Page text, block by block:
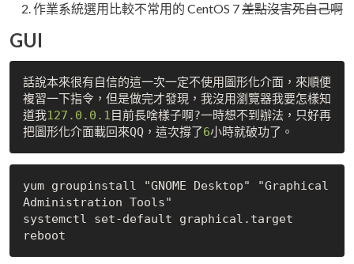
作業系統選用比較不常用的 CentOS 7差點沒害死自己啊
GUI
話說本來很有自信的這一次一定不使用圖形化介面，來順便
複習一下指令，但是做完才發現，我沒用瀏覽器我要怎樣知
道我127.0 .0 .1 目前長啥樣子啊?一時想不到辦法，只好再
把圖形化介面載回來QQ，這次撐了6
yum groupinstall "GNOME Desktop" "Graphical
Administration Tools"
systemctl set-default graphical.target